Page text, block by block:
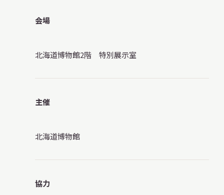
会場
北海道博物館2階 特別展示室
主催
北海道博物館
協力